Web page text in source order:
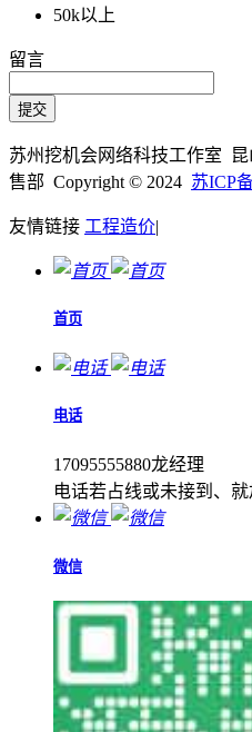
50k以上
留言
苏州挖机会网络科技工作室
售部 Copyright © 2024 苏ICP
友情链接 工程造价|
首页
电话
17095555880龙经理
电话若占线或未接到、
微信